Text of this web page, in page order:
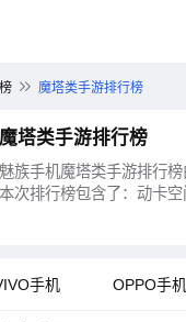
魔塔类手游排行榜
魔塔类手游排行榜
魅族手机魔塔类手游排行榜
本次排行榜包含了：动卡
行、中国工商银行、同花
手机 OPPO手机